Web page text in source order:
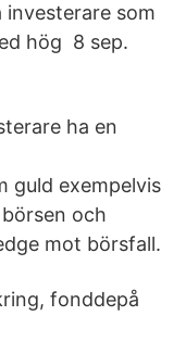
som
hög 8 sep.
ha en
guld exempelvis
och
mot börsfall.
fonddepå